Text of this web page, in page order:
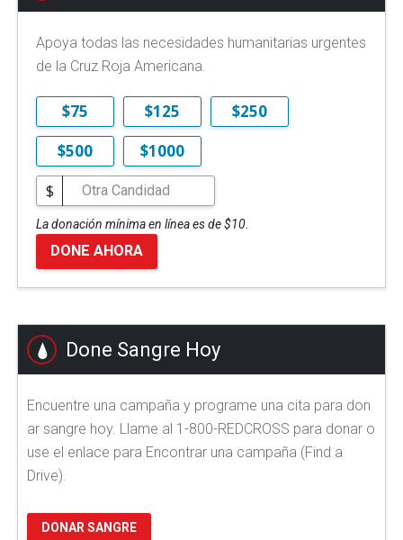
Apoya todas las necesidades humanitarias urgentes
de la Cruz Roja Americana.
$75 $125
$250
$500
$1000
$
La donación mínima en línea es de $10.
DONE AHORA
Done Sangre Hoy
Encuentre una campaña y programe una cita para don
ar sangre hoy. Llame al 1-800-REDCROSS para donar o
use el enlace para Encontrar una campaña (Find a
Drive).
DONAR SANGRE